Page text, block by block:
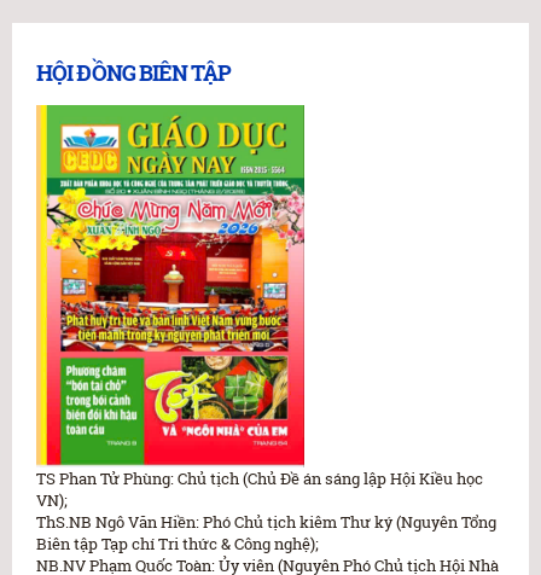
HỘI ĐỒNG BIÊN TẬP
TS Phan Tử Phùng: Chủ tịch (Chủ Đề án sáng lập Hội Kiều học
VN);
ThS.NB Ngô Văn Hiền: Phó Chủ tịch kiêm Thư ký (Nguyên Tổng
Biên tập Tạp chí Tri thức & Công nghệ);
NB.NV Phạm Quốc Toàn: Ủy viên (Nguyên Phó Chủ tịch Hội Nhà